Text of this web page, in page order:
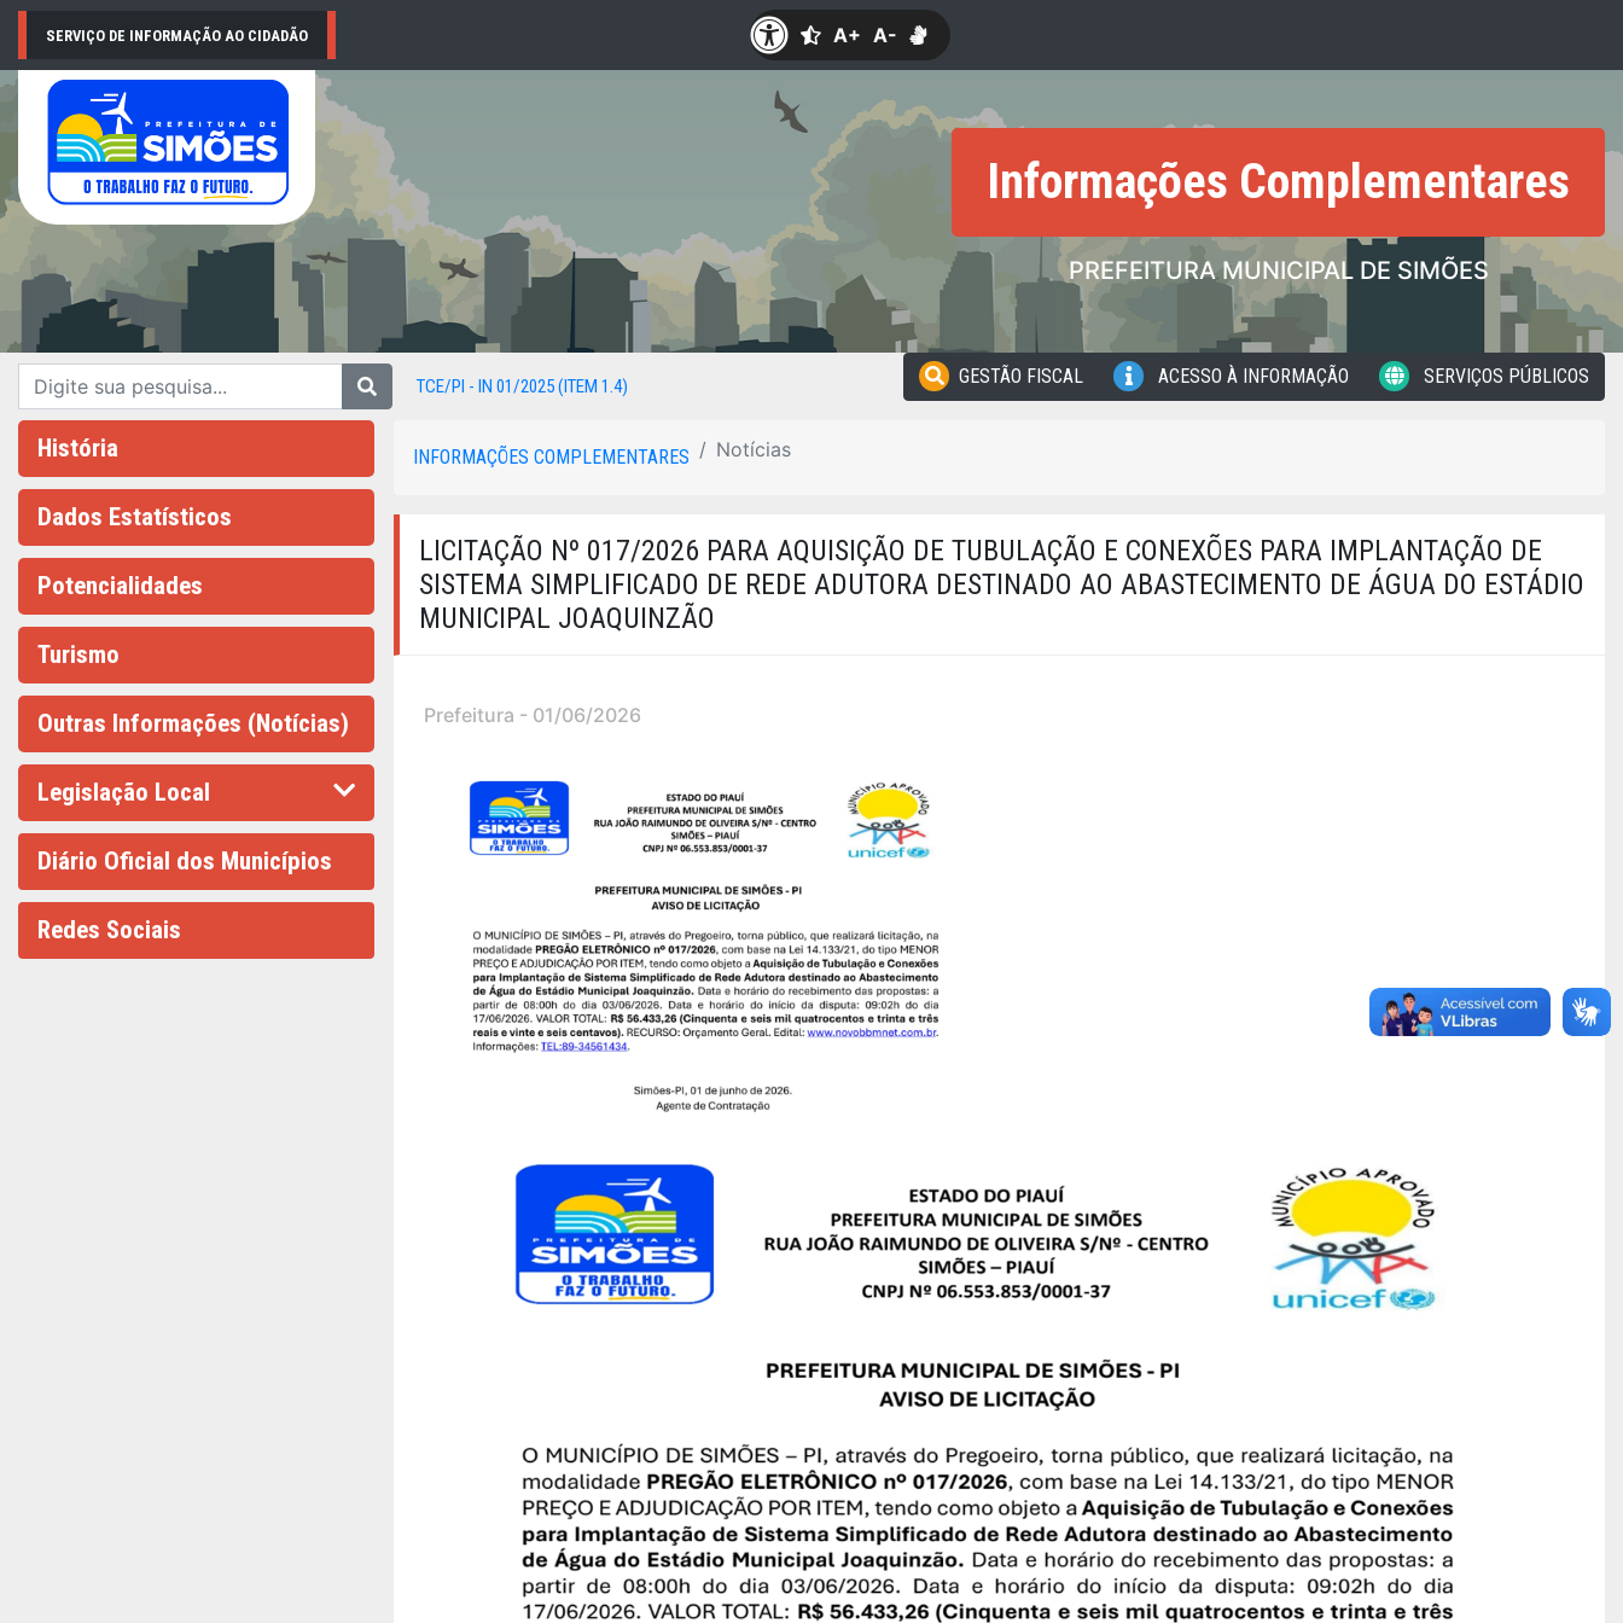
SERVIÇO DE INFORMAÇÃO AO CIDADÃO A+ A-
Informações Complementares
PREFEITURA MUNICIPAL DE SIMÕES
TCE/PI - IN 01/2025 (ITEM 1.4) GESTÃO FISCAL ACESSO À INFORMAÇÃO SERVIÇOS PÚBLICOS
História
Dados Estatísticos
Potencialidades
Turismo
Outras Informações (Notícias)
Legislação Local
Diário Oficial dos Municípios
Redes Sociais
INFORMAÇÕES COMPLEMENTARES Notícias
LICITAÇÃO Nº 017/2026 PARA AQUISIÇÃO DE TUBULAÇÃO E CONEXÕES PARA IMPLANTAÇÃO DE
SISTEMA SIMPLIFICADO DE REDE ADUTORA DESTINADO AO ABASTECIMENTO DE ÁGUA DO ESTÁDIO
MUNICIPAL JOAQUINZÃO
Prefeitura - 01/06/2026